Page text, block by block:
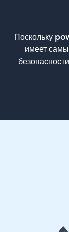
Поскольку
имеет